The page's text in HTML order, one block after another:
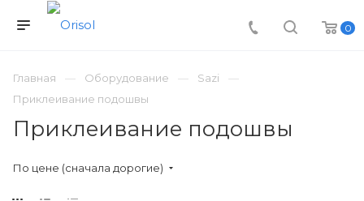
0
Главная Оборудование
Sazi
Приклеивание подошвы
Приклеивание подошвы
По цене (сначала дорогие)